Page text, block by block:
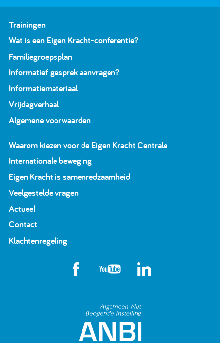
Trainingen
Wat is een Eigen Kracht-conferentie?
Familiegroepsplan
Informatief gesprek aanvragen?
Informatiemateriaal
Vrijdagverhaal
Algemene voorwaarden
Waarom kiezen voor de Eigen Kracht Centrale
Internationale beweging
Eigen Kracht is samenredzaamheid
Veelgestelde vragen
Actueel
Contact
Klachtenregeling